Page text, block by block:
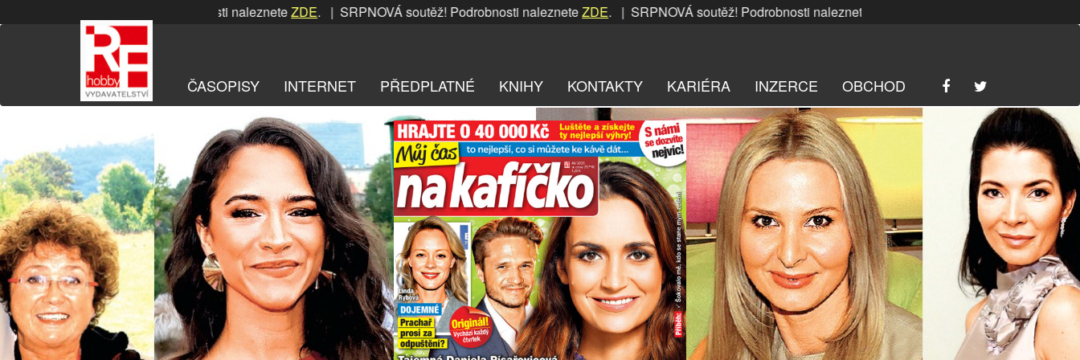
na
soutěž! Podrobnosti nalezneteZDE. | SRPNOVÁ soutěž! Podrobnosti nalezneteZDE. | SRPNOVÁ soutěž! Podrobnosti nalezneteZDE. | SRPNOVÁ soutěž! Podrobnosti
ČASOPISY INTERNET PŘEDPLATNÉ KNIHY KONTAKTY KARIÉRA INZERCE OBCHOD